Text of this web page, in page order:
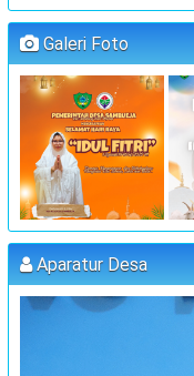
"MUSYAWARAH DESA"
Waktu
Lokasi
Koordinator
"MUSYAWARAH DESA"
Waktu
Lokasi
Koordinator
PELATIHAN FORUM
Galeri Foto
Aparatur Desa